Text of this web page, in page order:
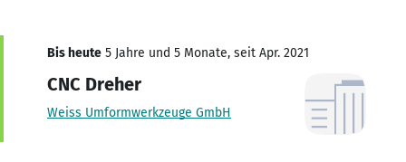
Bis heute 5 Jahre und 5 Monate, seit Apr. 2021
CNC Dreher
Weiss Umformwerkzeuge GmbH